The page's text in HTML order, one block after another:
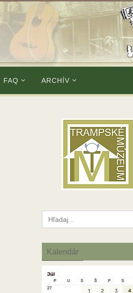
FAQ ARCHÍV
Search
for:
Kalendár